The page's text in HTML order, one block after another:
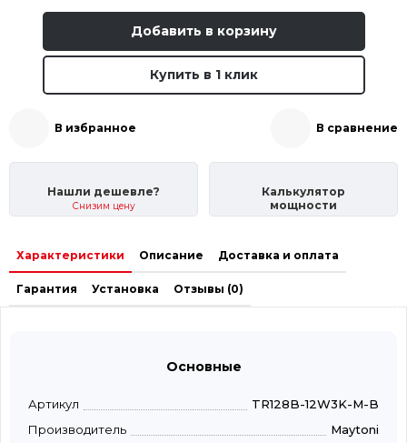
Добавить в корзину
Купить в 1 клик
В избранное В сравнение
Нашли дешевле?
Снизим цену
Калькулятор
мощности
Характеристики Описание Доставка и оплата
Гарантия Установка Отзывы (0)
Основные
Артикул
TR128B-12W3K-M-B
Производитель
Maytoni